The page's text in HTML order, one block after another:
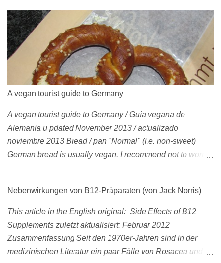
continually being reinterpreted from new perspectives,
reappropriated, and reshaped and redirected to new uses
[...]" Friedrich Nietzsche ( 1887 ) 1978 Peggy Oki , original
member of the Z-Boys (Dogtown), later (around 2001)
became vegan [ 1 , 58 , 100]; photo by Glen E. Friedman ,
who later also became vegan [ 12 , 73 ] . 1982 This is a
photo of pre-vegetarian Mike Vallely doing a street plant in
(January 1991). Claus Grabke (probably not vegetarian
yet?) on the cover of the first issue of Monster Skateboard
magazine (then: Münster Monster magazine; Germany,
1982). Th...
A vegan tourist guide to Germany
A vegan tourist guide to Germany / Guía vegana de
Alemania u pdated November 2013 / actualizado
noviembre 2013 Bread / pan "Normal" (i.e. non-sweet)
German bread is usually vegan. I recommend not to worry
sometimes contains honey. El pan "normal" (no los panes
dulces) en Alemania normalmente es vegano .
Recomiendo que no te preocupes con pequeñitas micro-
ingredientes. En las tiendas naturistas el pan integral a
veces contiene miel de abejas. " Brezel " (typical for
Nebenwirkungen von B12-Präparaten (von Jack Norris)
This article in the English original: Side Effects of B12
Supplements zuletzt aktualisiert: Februar 2012
Zusammenfassung Seit den 1970er-Jahren sind in der
medizinischen Literatur ein paar Fälle von Rosacea und